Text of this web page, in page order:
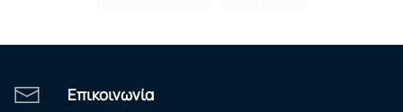
Επικοινωνία